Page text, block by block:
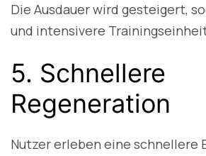
Die Ausdauer wird gesteigert,
und intensivere
5. Schnellere
Regeneration
Nutzer erleben eine schnellere